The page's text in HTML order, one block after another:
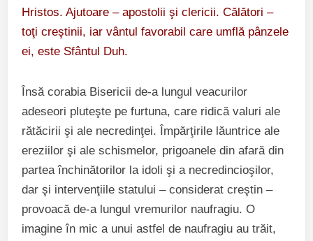
Hristos. Ajutoare – apostolii şi clericii. Călători –
toţi creştinii, iar vântul favorabil care umflă pânzele
ei, este Sfântul Duh.
Însă corabia Bisericii de-a lungul veacurilor
adeseori pluteşte pe furtuna, care ridică valuri ale
rătăcirii şi ale necredinţei. Împărţirile lăuntrice ale
ereziilor şi ale schismelor, prigoanele din afară din
partea închinătorilor la idoli şi a necredincioşilor,
dar şi intervenţiile statului – considerat creştin –
provoacă de-a lungul vremurilor naufragiu. O
imagine în mic a unui astfel de naufragiu au trăit,